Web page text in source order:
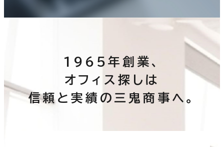
1965年創業、
オフィス探しは
信頼と実績の三鬼商事へ。